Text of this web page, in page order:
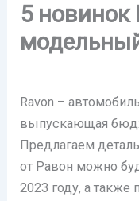
5 новинок
Ravon –
выпускающая
Предлагаем
от Равон можно
2023 году, а также